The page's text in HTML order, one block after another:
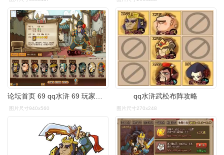
图片尺寸940x560
qq水浒武松布阵攻略
图片尺寸270x248